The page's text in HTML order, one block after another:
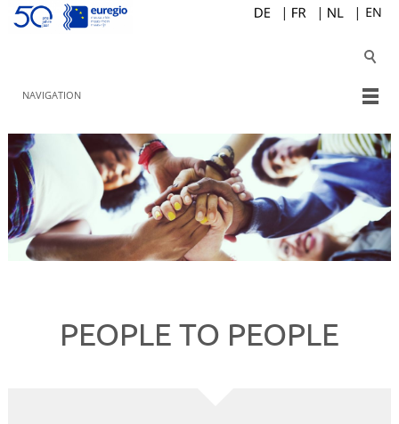
NAVIGATION
PEOPLE TO PEOPLE